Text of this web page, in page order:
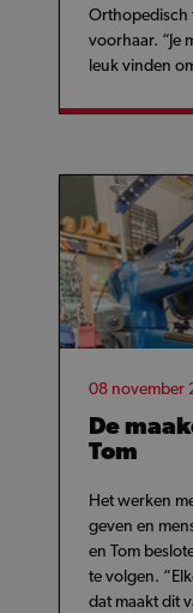
Orthopedisch
voorhaar. “Je
leuk vinden
08 november
De
Tom
Het werken
geven en
en Tom
te volgen.
dat maakt dit